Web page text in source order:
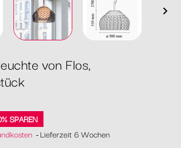

von Flos,
SPAREN
Lieferzeit 6 Wochen